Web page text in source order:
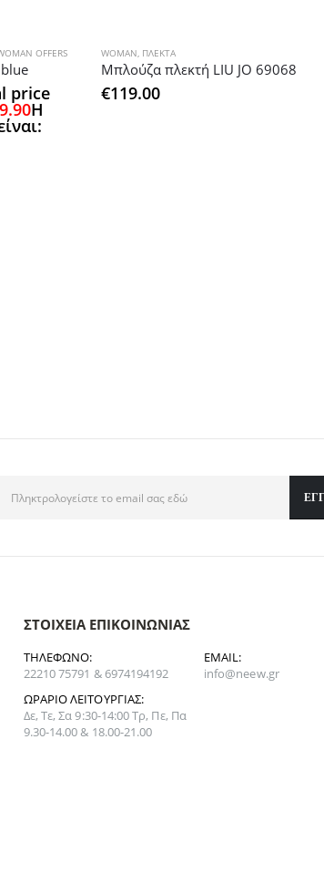
OFFERS
price
Η
WOMAN, ΠΛΕΚΤΑ
Μπλούζα πλεκτή LIU JO 69068
€119.00
ΣΤΟΙΧΕΊΑ ΕΠΙΚΟΙΝΩΝΊΑΣ
ΤΗΛΈΦΩΝΟ:
22210 75791 & 6974194192
EMAIL:
info@neew.gr
ΩΡΆΡΙΟ ΛΕΙΤΟΥΡΓΊΑΣ:
Δε, Τε, Σα 9:30-14:00 Τρ, Πε, Πα
9.30-14.00 & 18.00-21.00